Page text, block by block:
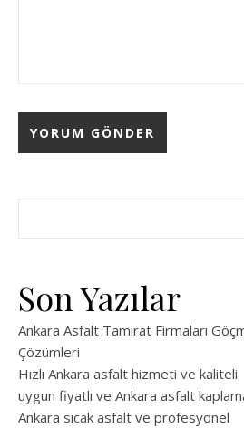
Son Yazılar
Ankara Asfalt Tamirat Firmaları
Çözümleri
Hızlı Ankara asfalt hizmeti ve kaliteli
uygun fiyatlı ve Ankara asfalt
Ankara sıcak asfalt ve profesyonel